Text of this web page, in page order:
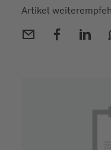
Artikel